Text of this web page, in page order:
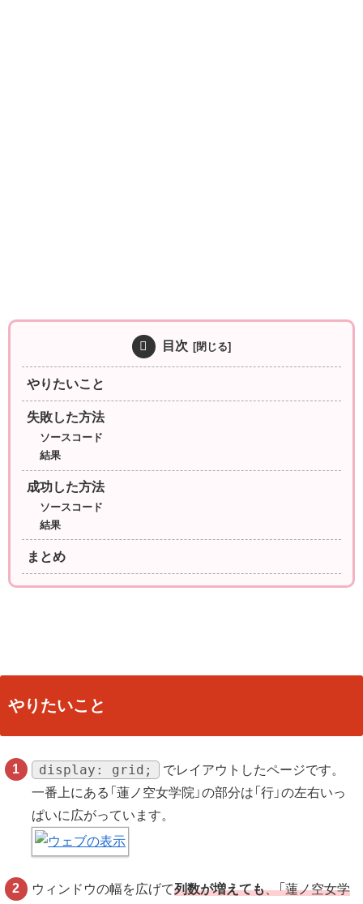
目次
やりたいこと
失敗した方法
ソースコード
結果
成功した方法
ソースコード
結果
まとめ
やりたいこと
display: grid;
でレイアウトしたページです。
一番上にある「蓮ノ空女学院」の部分は「行」の左右いっ
ぱいに広がっています。
ウィンドウの幅を広げて列数が増えても、「蓮ノ空女学